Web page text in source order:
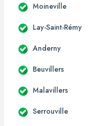
Moineville
Lay-Saint-Rémy
Anderny
Beuvillers
Malavillers
Serrouville